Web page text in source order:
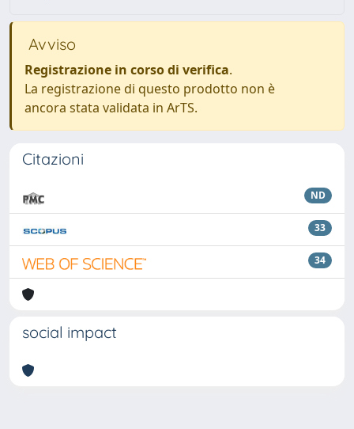
Avviso
Registrazione in corso di verifica.
La registrazione di questo prodotto non è
ancora stata validata in ArTS.
Citazioni
ND
33
34
social impact